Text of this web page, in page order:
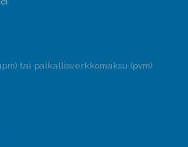
tai paikallisverkkomaksu (pvm)